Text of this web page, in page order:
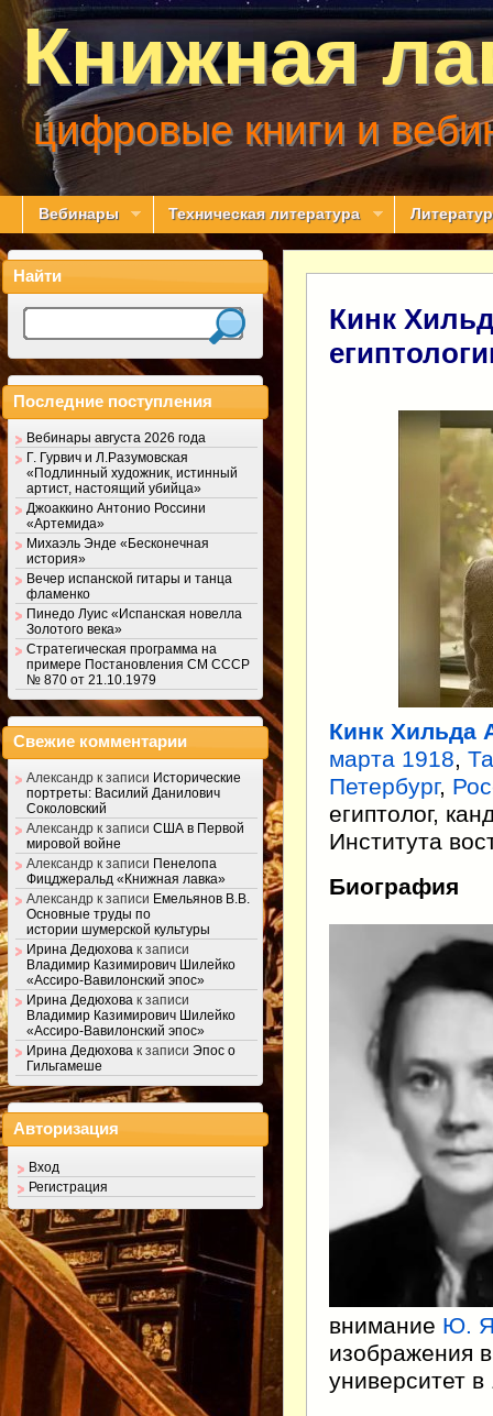
Книжная
цифровые книги и
Вебинары Техническая литература
Кинк
Кинк Хильда
марта 1918,
Петербург,
египтолог,
Института
Биография
внимание Ю.
изображения
университет в
Найти
Последние поступления
Вебинары августа 2026 года
Г. Гурвич и Л.Разумовская
«Подлинный художник, истинный
артист, настоящий убийца»
Джоаккино Антонио Россини
«Артемида»
Михаэль Энде «Бесконечная
история»
Вечер испанской гитары и танца
фламенко
Пинедо Луис «Испанская новелла
Золотого века»
Стратегическая программа на
примере Постановления СМ СССР
№ 870 от 21.10.1979
Свежие комментарии
Александр к записи Исторические
портреты: Василий Данилович
Соколовский
Александр к записи США в Первой
мировой войне
Александр к записи Пенелопа
Фицджеральд «Книжная лавка»
Александр к записи Емельянов В.В.
Основные труды по
истории шумерской культуры
Ирина Дедюхова к записи
Владимир Казимирович Шилейко
«Ассиро-Вавилонский эпос»
Ирина Дедюхова к записи
Владимир Казимирович Шилейко
«Ассиро-Вавилонский эпос»
Ирина Дедюхова к записи Эпос о
Гильгамеше
Авторизация
Вход
Регистрация